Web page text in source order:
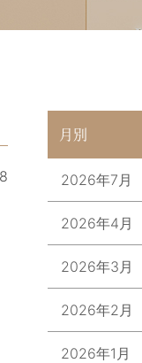
月別
2026年7月
2026年4月
2026年3月
2026年2月
2026年1月